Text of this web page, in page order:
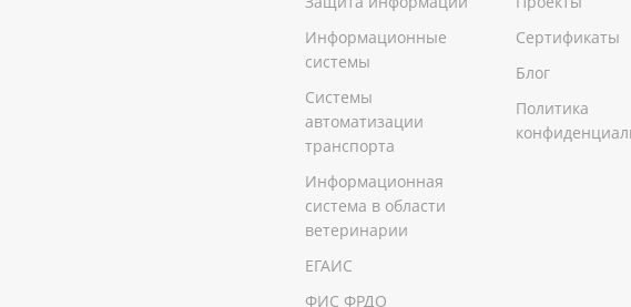
Информационные
системы
Системы
автоматизации
транспорта
Информационная
система в области
ветеринарии
ЕГАИС
ФИС ФРДО
Сертификаты
Блог
Политика